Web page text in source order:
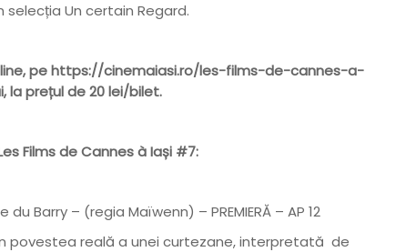
selecția Un certain Regard.
pehttps://cinemaiasi.ro/les-films-de-cannes-a-
la prețul de 20 lei/bilet.
Films de Cannes à Iași #7:
Barry – (regia Maïwenn) – PREMIERĂ – AP 12
povestea reală a unei curtezane, interpretată de